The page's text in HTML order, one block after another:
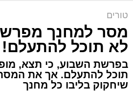
טורים
מסר למחנך
לא תוכל להתעלם!
בפרשת השבוע, כי תצא,
תוכל להתעלם. אך את
שיחקוק בליבו כל מחנך